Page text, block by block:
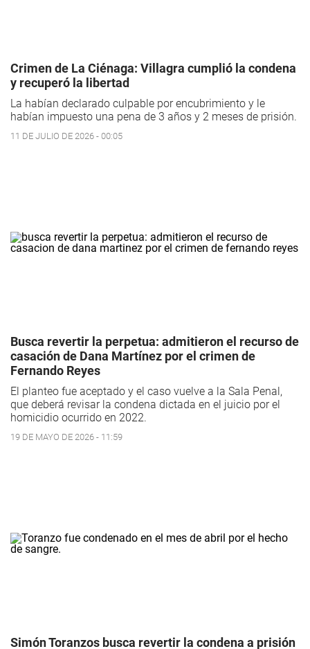
Crimen de La Ciénaga: Villagra cumplió la condena
y recuperó la libertad
La habían declarado culpable por encubrimiento y le
habían impuesto una pena de 3 años y 2 meses de prisión.
11 DE JULIO DE 2026 - 00:05
Busca revertir la perpetua: admitieron el recurso de
casación de Dana Martínez por el crimen de
Fernando Reyes
El planteo fue aceptado y el caso vuelve a la Sala Penal,
que deberá revisar la condena dictada en el juicio por el
homicidio ocurrido en 2022.
19 DE MAYO DE 2026 - 11:59
Simón Toranzos busca revertir la condena a prisión